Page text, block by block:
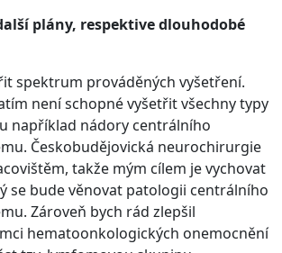
plány, respektive dlouhodobé
spektrum prováděných vyšetření.
není schopné vyšetřit všechny typy
například nádory centrálního
Českobudějovická neurochirurgie
takže mým cílem je vychovat
se bude věnovat patologii centrálního
Zároveň bych rád zlepšil
hematoonkologických onemocnění